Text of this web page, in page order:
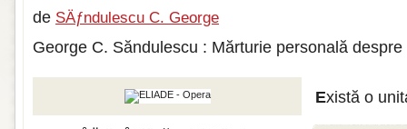
de SÄƒndulescu C. George
George C. Săndulescu : Mărturie personală
Există o